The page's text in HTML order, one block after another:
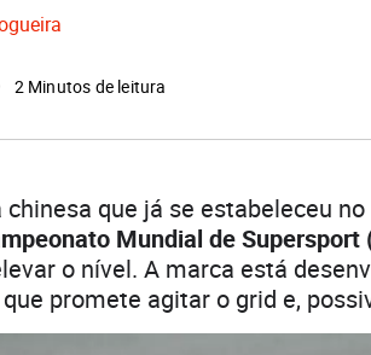
2 Minutos de leitura
chinesa que já se estabeleceu
Mundial de Supersport
o nível. A marca está
promete agitar o grid e,